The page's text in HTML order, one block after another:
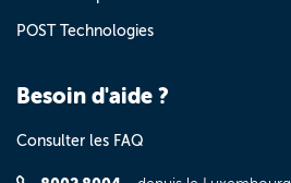
POST Technologies
Besoin d'aide ?
Consulter les FAQ